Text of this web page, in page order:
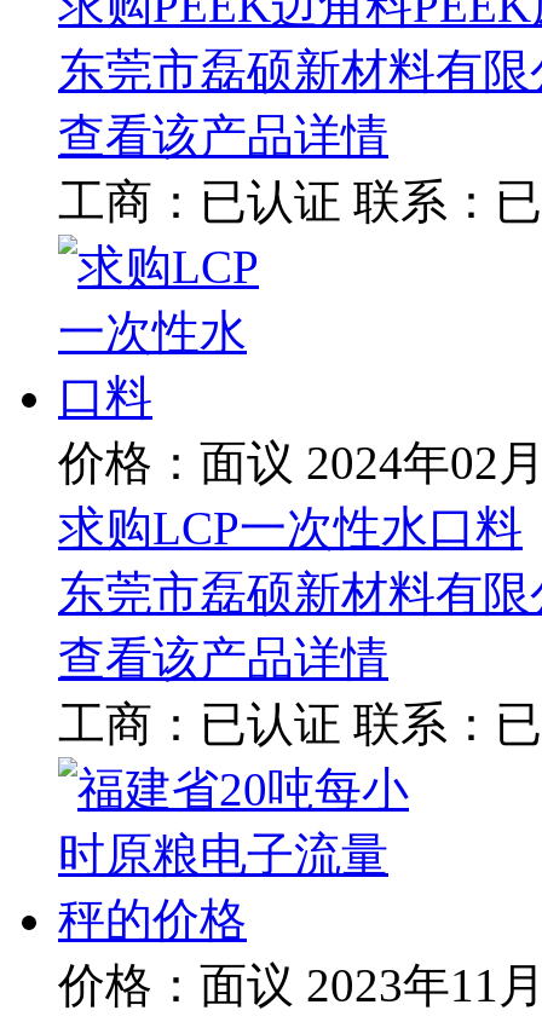
东莞市磊硕新材料有限
查看该产品详情
工商： 已认证 联系：
价格：面议 2024年02
求购LCP一次性水口料
东莞市磊硕新材料有限
查看该产品详情
工商： 已认证 联系：
价格：面议 2023年11